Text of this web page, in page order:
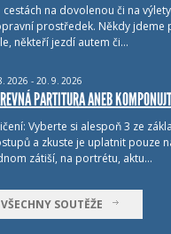
cestách na dovolenou či na
prostředek. Někdy jdeme
někteří jezdí autem či…
2026 - 20. 9. 2026
PARTITURA ANEB
Vyberte si alespoň 3 ze
a zkuste je uplatnit pouze
zátiší, na portrétu, aktu…
VŠECHNY SOUTĚŽE